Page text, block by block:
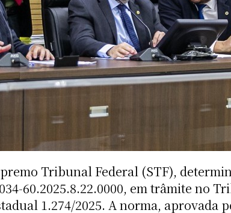
Tribunal Federal (STF),
60.2025.8.22.0000, em trâmite no
1.274/2025. A norma, aprovada